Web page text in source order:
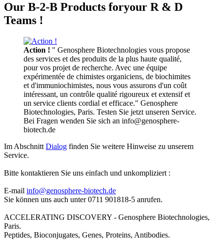
Our B-2-B Products foryour R & D
Teams !
Action ! " Genosphere Biotechnologies vous propose
des services et des produits de la plus haute qualité,
pour vos projet de recherche. Avec une équipe
expérimentée de chimistes organiciens, de biochimites
et d'immuniochimistes, nous vous assurons d'un coût
intéressant, un contrôle qualité rigoureux et extensif et
un service clients cordial et efficace." Genosphere
Biotechnologies, Paris. Testen Sie jetzt unseren Service.
Bei Fragen wenden Sie sich an info@genosphere-
biotech.de
Im Abschnitt Dialog finden Sie weitere Hinweise zu unserem
Service.
Bitte kontaktieren Sie uns einfach und unkompliziert :
E-mail info@genosphere-biotech.de
Sie können uns auch unter 0711 901818-5 anrufen.
ACCELERATING DISCOVERY - Genosphere Biotechnologies,
Paris.
Peptides, Bioconjugates, Genes, Proteins, Antibodies.